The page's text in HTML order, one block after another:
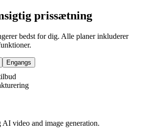
prissætning
bedst for dig. Alle planer inkluderer
Engangs
video and image generation.